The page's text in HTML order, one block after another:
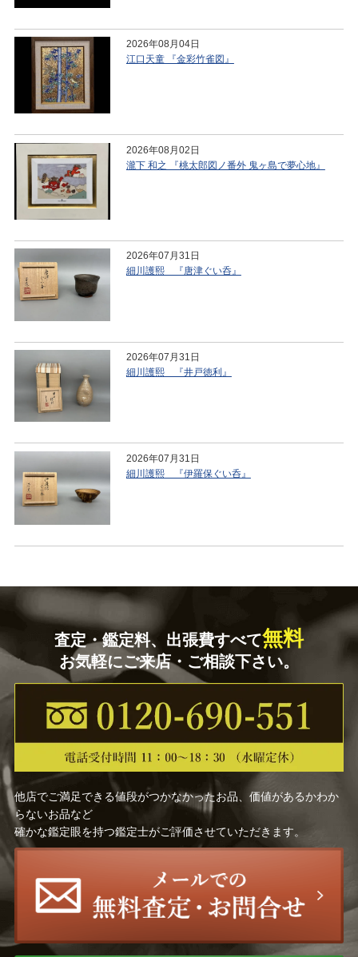
2026年08月04日
江口天童 『金彩竹雀図』
2026年08月02日
瀧下 和之 『桃太郎図ノ番外 鬼ヶ島で夢心地』
2026年07月31日
細川護熙 『唐津ぐい呑』
2026年07月31日
細川護熙 『井戸徳利』
2026年07月31日
細川護熙 『伊羅保ぐい呑』
査定・鑑定料、出張費すべて無料
お気軽にご来店・ご相談下さい。
他店でご満足できる値段がつかなかったお品、価値があるかわか
らないお品など
確かな鑑定眼を持つ鑑定士がご評価させていただきます。